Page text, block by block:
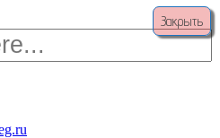
Закрыть